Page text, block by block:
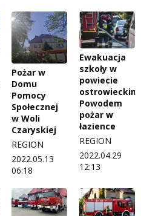
Pożar w
Domu
Pomocy
Społecznej
w Woli
Czaryskiej
REGION
2022.05.13
06:18
Ewakuacja
szkoły w
powiecie
ostrowieckim.
Powodem
pożar w
łazience
REGION
2022.04.29
12:13